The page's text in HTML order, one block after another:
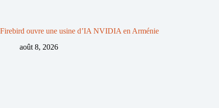
Firebird ouvre une usine d’IA NVIDIA en Arménie
août 8, 2026